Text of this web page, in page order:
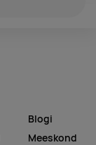
Blogi
Meeskond